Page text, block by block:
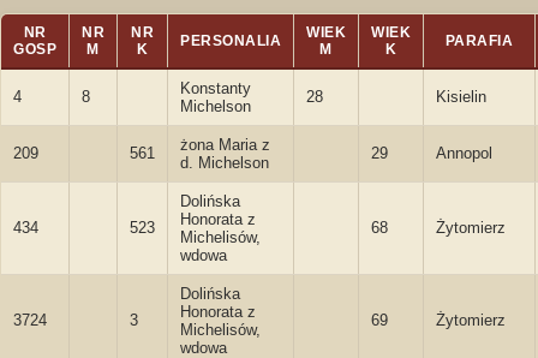
NR
GOSP
NR
M
NR
K
PERSONALIA
WIEK
M
WIEK
K
PARAFIA
4 8
Konstanty
Michelson
28 Kisielin
209 561
żona Maria z
d. Michelson
29 Annopol
434 523
Dolińska
Honorata z
Michelisów,
wdowa
68 Żytomierz
3724 3
Dolińska
Honorata z
Michelisów,
wdowa
69 Żytomierz